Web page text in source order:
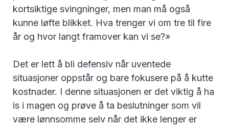
kortsiktige svingninger, men man må også
kunne løfte blikket. Hva trenger vi om tre til fire
år og hvor langt framover kan vi se?»
Det er lett å bli defensiv når uventede
situasjoner oppstår og bare fokusere på å kutte
kostnader. I denne situasjonen er det viktig å ha
is i magen og prøve å ta beslutninger som vil
være lønnsomme selv når det ikke lenger er